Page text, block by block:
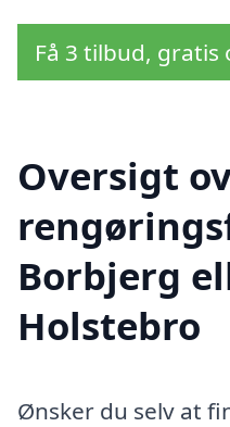
Få 3 tilbud,
Oversigt
Borbjerg
Holstebro
Ønsker du selv at